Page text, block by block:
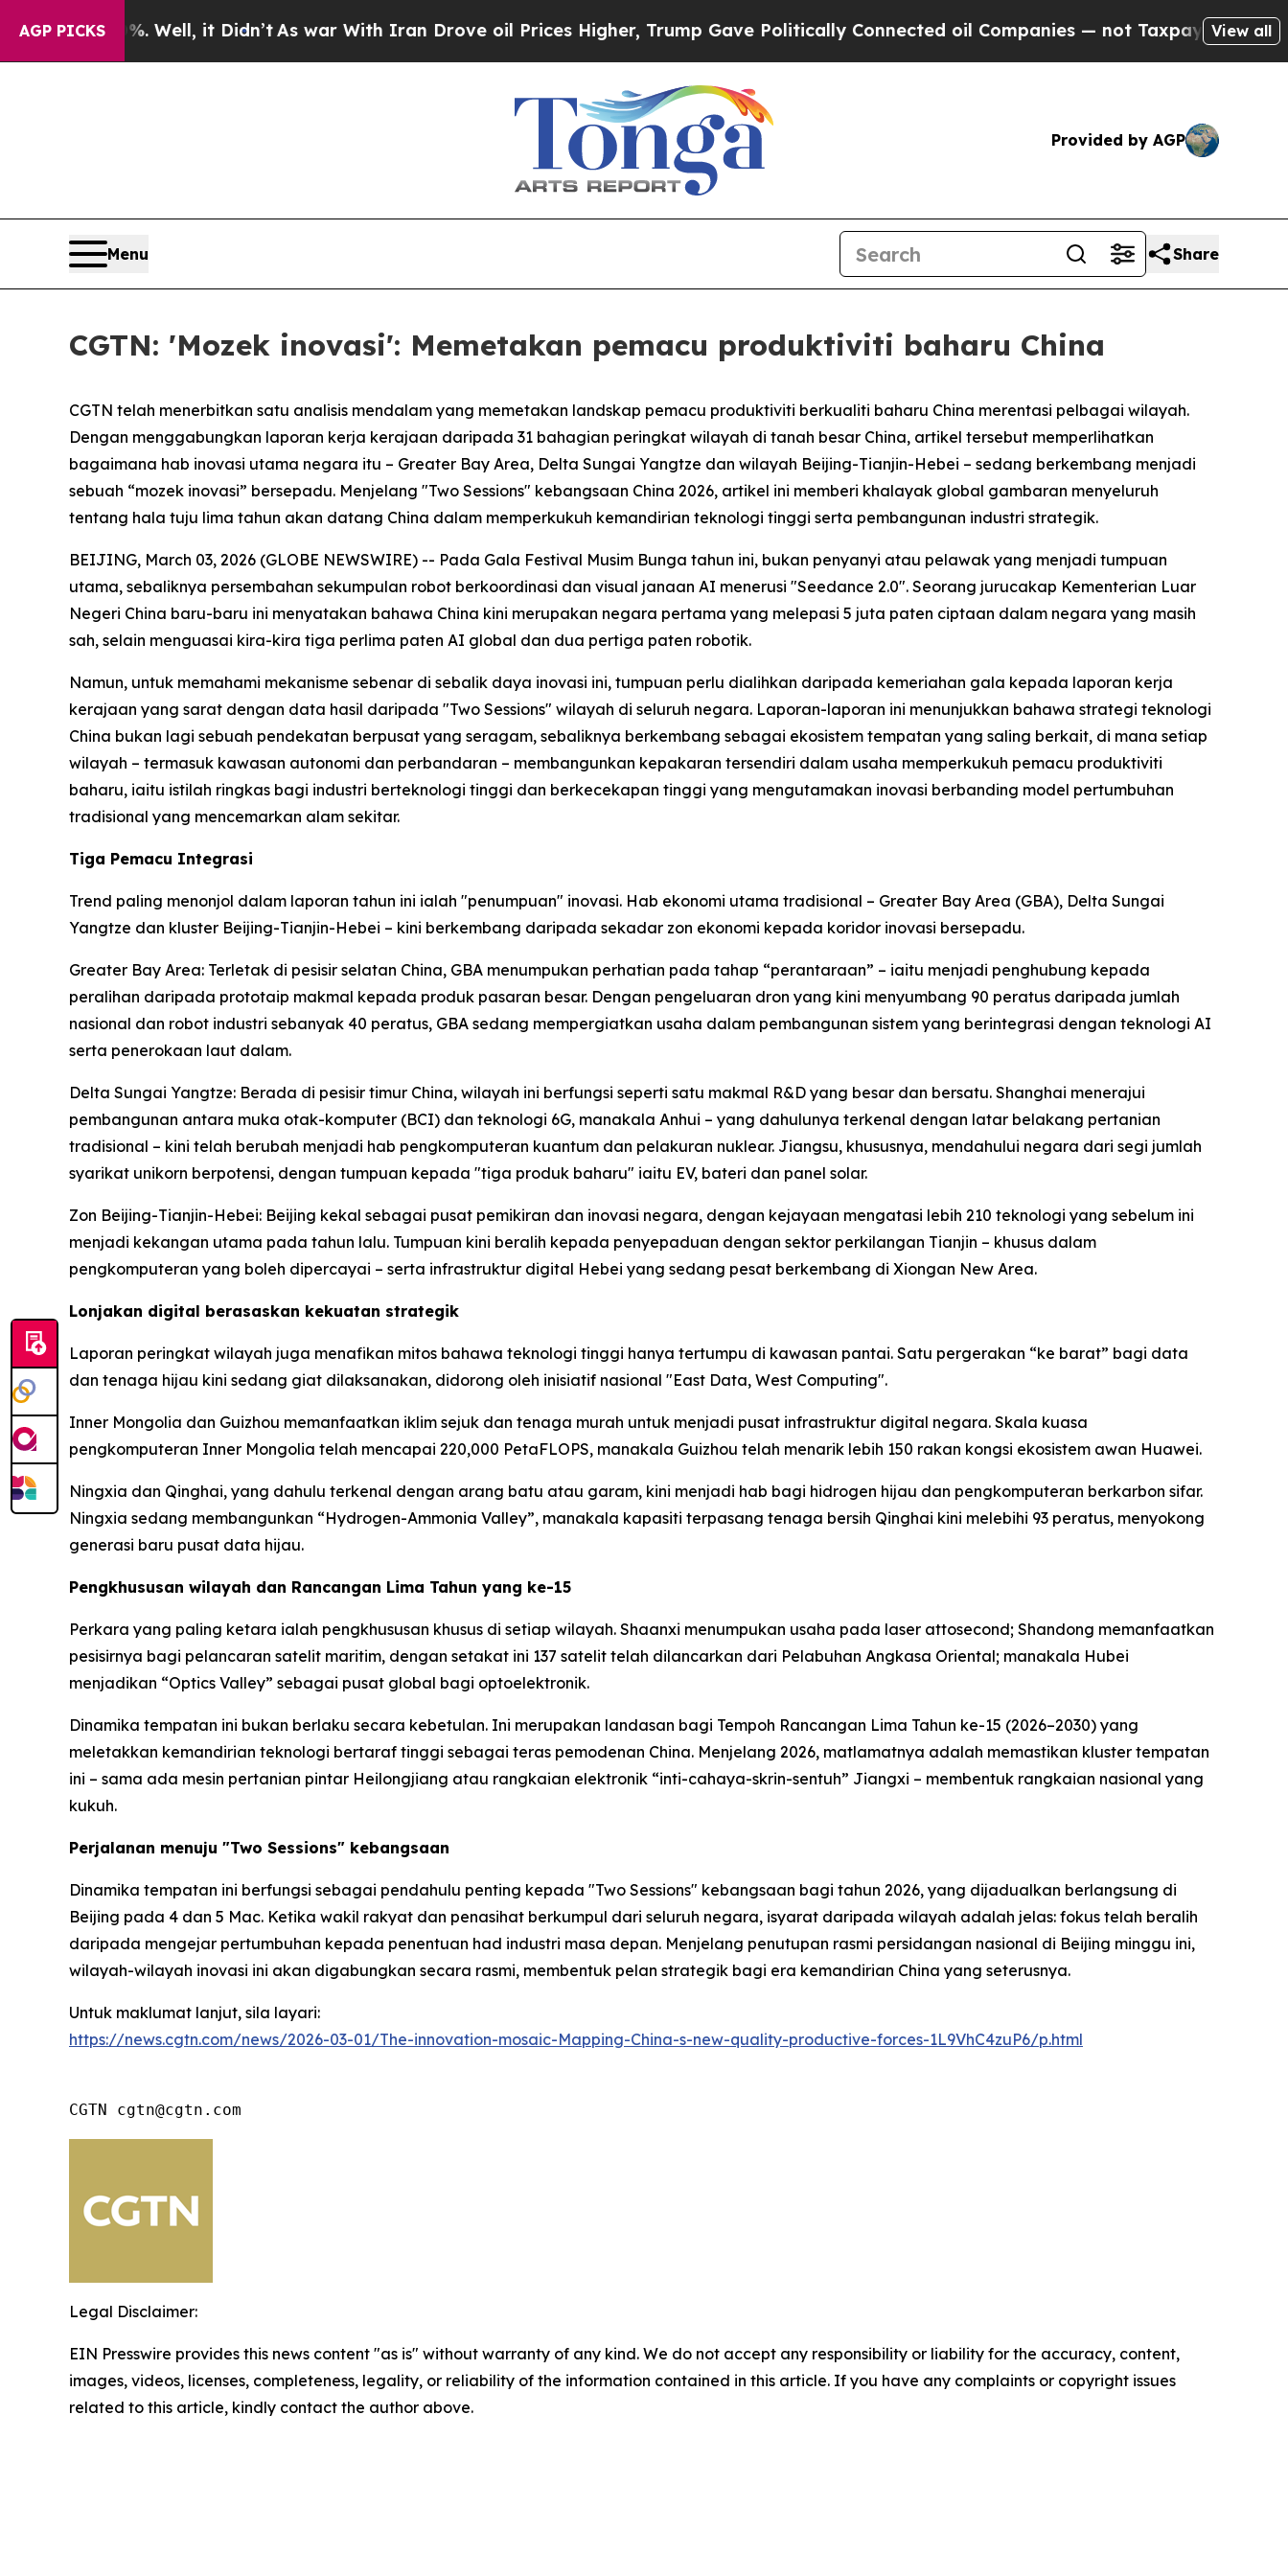
AGP PICKS
40%. Well, it Didn’t As war With Iran Drove oil Prices Higher, Trump Gave Politically Connected oil Companies — not Taxpayers — the Chance
View all
Provided by AGP
Menu Share
CGTN: 'Mozek inovasi': Memetakan pemacu produktiviti baharu China
CGTN telah menerbitkan satu analisis mendalam yang memetakan landskap pemacu produktiviti berkualiti baharu China merentasi pelbagai wilayah.
Dengan menggabungkan laporan kerja kerajaan daripada 31 bahagian peringkat wilayah di tanah besar China, artikel tersebut memperlihatkan
bagaimana hab inovasi utama negara itu – Greater Bay Area, Delta Sungai Yangtze dan wilayah Beijing-Tianjin-Hebei – sedang berkembang menjadi
sebuah “mozek inovasi” bersepadu. Menjelang "Two Sessions" kebangsaan China 2026, artikel ini memberi khalayak global gambaran menyeluruh
tentang hala tuju lima tahun akan datang China dalam memperkukuh kemandirian teknologi tinggi serta pembangunan industri strategik.
BEIJING, March 03, 2026 (GLOBE NEWSWIRE) -- Pada Gala Festival Musim Bunga tahun ini, bukan penyanyi atau pelawak yang menjadi tumpuan
utama, sebaliknya persembahan sekumpulan robot berkoordinasi dan visual janaan AI menerusi "Seedance 2.0". Seorang jurucakap Kementerian Luar
Negeri China baru-baru ini menyatakan bahawa China kini merupakan negara pertama yang melepasi 5 juta paten ciptaan dalam negara yang masih
sah, selain menguasai kira-kira tiga perlima paten AI global dan dua pertiga paten robotik.
Namun, untuk memahami mekanisme sebenar di sebalik daya inovasi ini, tumpuan perlu dialihkan daripada kemeriahan gala kepada laporan kerja
kerajaan yang sarat dengan data hasil daripada "Two Sessions" wilayah di seluruh negara. Laporan-laporan ini menunjukkan bahawa strategi teknologi
China bukan lagi sebuah pendekatan berpusat yang seragam, sebaliknya berkembang sebagai ekosistem tempatan yang saling berkait, di mana setiap
wilayah – termasuk kawasan autonomi dan perbandaran – membangunkan kepakaran tersendiri dalam usaha memperkukuh pemacu produktiviti
baharu, iaitu istilah ringkas bagi industri berteknologi tinggi dan berkecekapan tinggi yang mengutamakan inovasi berbanding model pertumbuhan
tradisional yang mencemarkan alam sekitar.
Tiga Pemacu Integrasi
Trend paling menonjol dalam laporan tahun ini ialah "penumpuan" inovasi. Hab ekonomi utama tradisional – Greater Bay Area (GBA), Delta Sungai
Yangtze dan kluster Beijing-Tianjin-Hebei – kini berkembang daripada sekadar zon ekonomi kepada koridor inovasi bersepadu.
Greater Bay Area: Terletak di pesisir selatan China, GBA menumpukan perhatian pada tahap “perantaraan” – iaitu menjadi penghubung kepada
peralihan daripada prototaip makmal kepada produk pasaran besar. Dengan pengeluaran dron yang kini menyumbang 90 peratus daripada jumlah
nasional dan robot industri sebanyak 40 peratus, GBA sedang mempergiatkan usaha dalam pembangunan sistem yang berintegrasi dengan teknologi AI
serta penerokaan laut dalam.
Delta Sungai Yangtze: Berada di pesisir timur China, wilayah ini berfungsi seperti satu makmal R&D yang besar dan bersatu. Shanghai menerajui
pembangunan antara muka otak-komputer (BCI) dan teknologi 6G, manakala Anhui – yang dahulunya terkenal dengan latar belakang pertanian
tradisional – kini telah berubah menjadi hab pengkomputeran kuantum dan pelakuran nuklear. Jiangsu, khususnya, mendahului negara dari segi jumlah
syarikat unikorn berpotensi, dengan tumpuan kepada "tiga produk baharu" iaitu EV, bateri dan panel solar.
Zon Beijing-Tianjin-Hebei: Beijing kekal sebagai pusat pemikiran dan inovasi negara, dengan kejayaan mengatasi lebih 210 teknologi yang sebelum ini
menjadi kekangan utama pada tahun lalu. Tumpuan kini beralih kepada penyepaduan dengan sektor perkilangan Tianjin – khusus dalam
pengkomputeran yang boleh dipercayai – serta infrastruktur digital Hebei yang sedang pesat berkembang di Xiongan New Area.
Lonjakan digital berasaskan kekuatan strategik
Laporan peringkat wilayah juga menafikan mitos bahawa teknologi tinggi hanya tertumpu di kawasan pantai. Satu pergerakan “ke barat” bagi data
dan tenaga hijau kini sedang giat dilaksanakan, didorong oleh inisiatif nasional "East Data, West Computing".
Inner Mongolia dan Guizhou memanfaatkan iklim sejuk dan tenaga murah untuk menjadi pusat infrastruktur digital negara. Skala kuasa
pengkomputeran Inner Mongolia telah mencapai 220,000 PetaFLOPS, manakala Guizhou telah menarik lebih 150 rakan kongsi ekosistem awan Huawei.
Ningxia dan Qinghai, yang dahulu terkenal dengan arang batu atau garam, kini menjadi hab bagi hidrogen hijau dan pengkomputeran berkarbon sifar.
Ningxia sedang membangunkan “Hydrogen-Ammonia Valley”, manakala kapasiti terpasang tenaga bersih Qinghai kini melebihi 93 peratus, menyokong
generasi baru pusat data hijau.
Pengkhususan wilayah dan Rancangan Lima Tahun yang ke-15
Perkara yang paling ketara ialah pengkhususan khusus di setiap wilayah. Shaanxi menumpukan usaha pada laser attosecond; Shandong memanfaatkan
pesisirnya bagi pelancaran satelit maritim, dengan setakat ini 137 satelit telah dilancarkan dari Pelabuhan Angkasa Oriental; manakala Hubei
menjadikan “Optics Valley” sebagai pusat global bagi optoelektronik.
Dinamika tempatan ini bukan berlaku secara kebetulan. Ini merupakan landasan bagi Tempoh Rancangan Lima Tahun ke-15 (2026–2030) yang
meletakkan kemandirian teknologi bertaraf tinggi sebagai teras pemodenan China. Menjelang 2026, matlamatnya adalah memastikan kluster tempatan
ini – sama ada mesin pertanian pintar Heilongjiang atau rangkaian elektronik “inti-cahaya-skrin-sentuh” Jiangxi – membentuk rangkaian nasional yang
kukuh.
Perjalanan menuju "Two Sessions" kebangsaan
Dinamika tempatan ini berfungsi sebagai pendahulu penting kepada "Two Sessions" kebangsaan bagi tahun 2026, yang dijadualkan berlangsung di
Beijing pada 4 dan 5 Mac. Ketika wakil rakyat dan penasihat berkumpul dari seluruh negara, isyarat daripada wilayah adalah jelas: fokus telah beralih
daripada mengejar pertumbuhan kepada penentuan had industri masa depan. Menjelang penutupan rasmi persidangan nasional di Beijing minggu ini,
wilayah-wilayah inovasi ini akan digabungkan secara rasmi, membentuk pelan strategik bagi era kemandirian China yang seterusnya.
Untuk maklumat lanjut, sila layari:
https://news.cgtn.com/news/2026-03-01/The-innovation-mosaic-Mapping-China-s-new-quality-productive-forces-1L9VhC4zuP6/p.html
CGTN cgtn@cgtn.com
Legal Disclaimer:
EIN Presswire provides this news content "as is" without warranty of any kind. We do not accept any responsibility or liability for the accuracy, content,
images, videos, licenses, completeness, legality, or reliability of the information contained in this article. If you have any complaints or copyright issues
related to this article, kindly contact the author above.